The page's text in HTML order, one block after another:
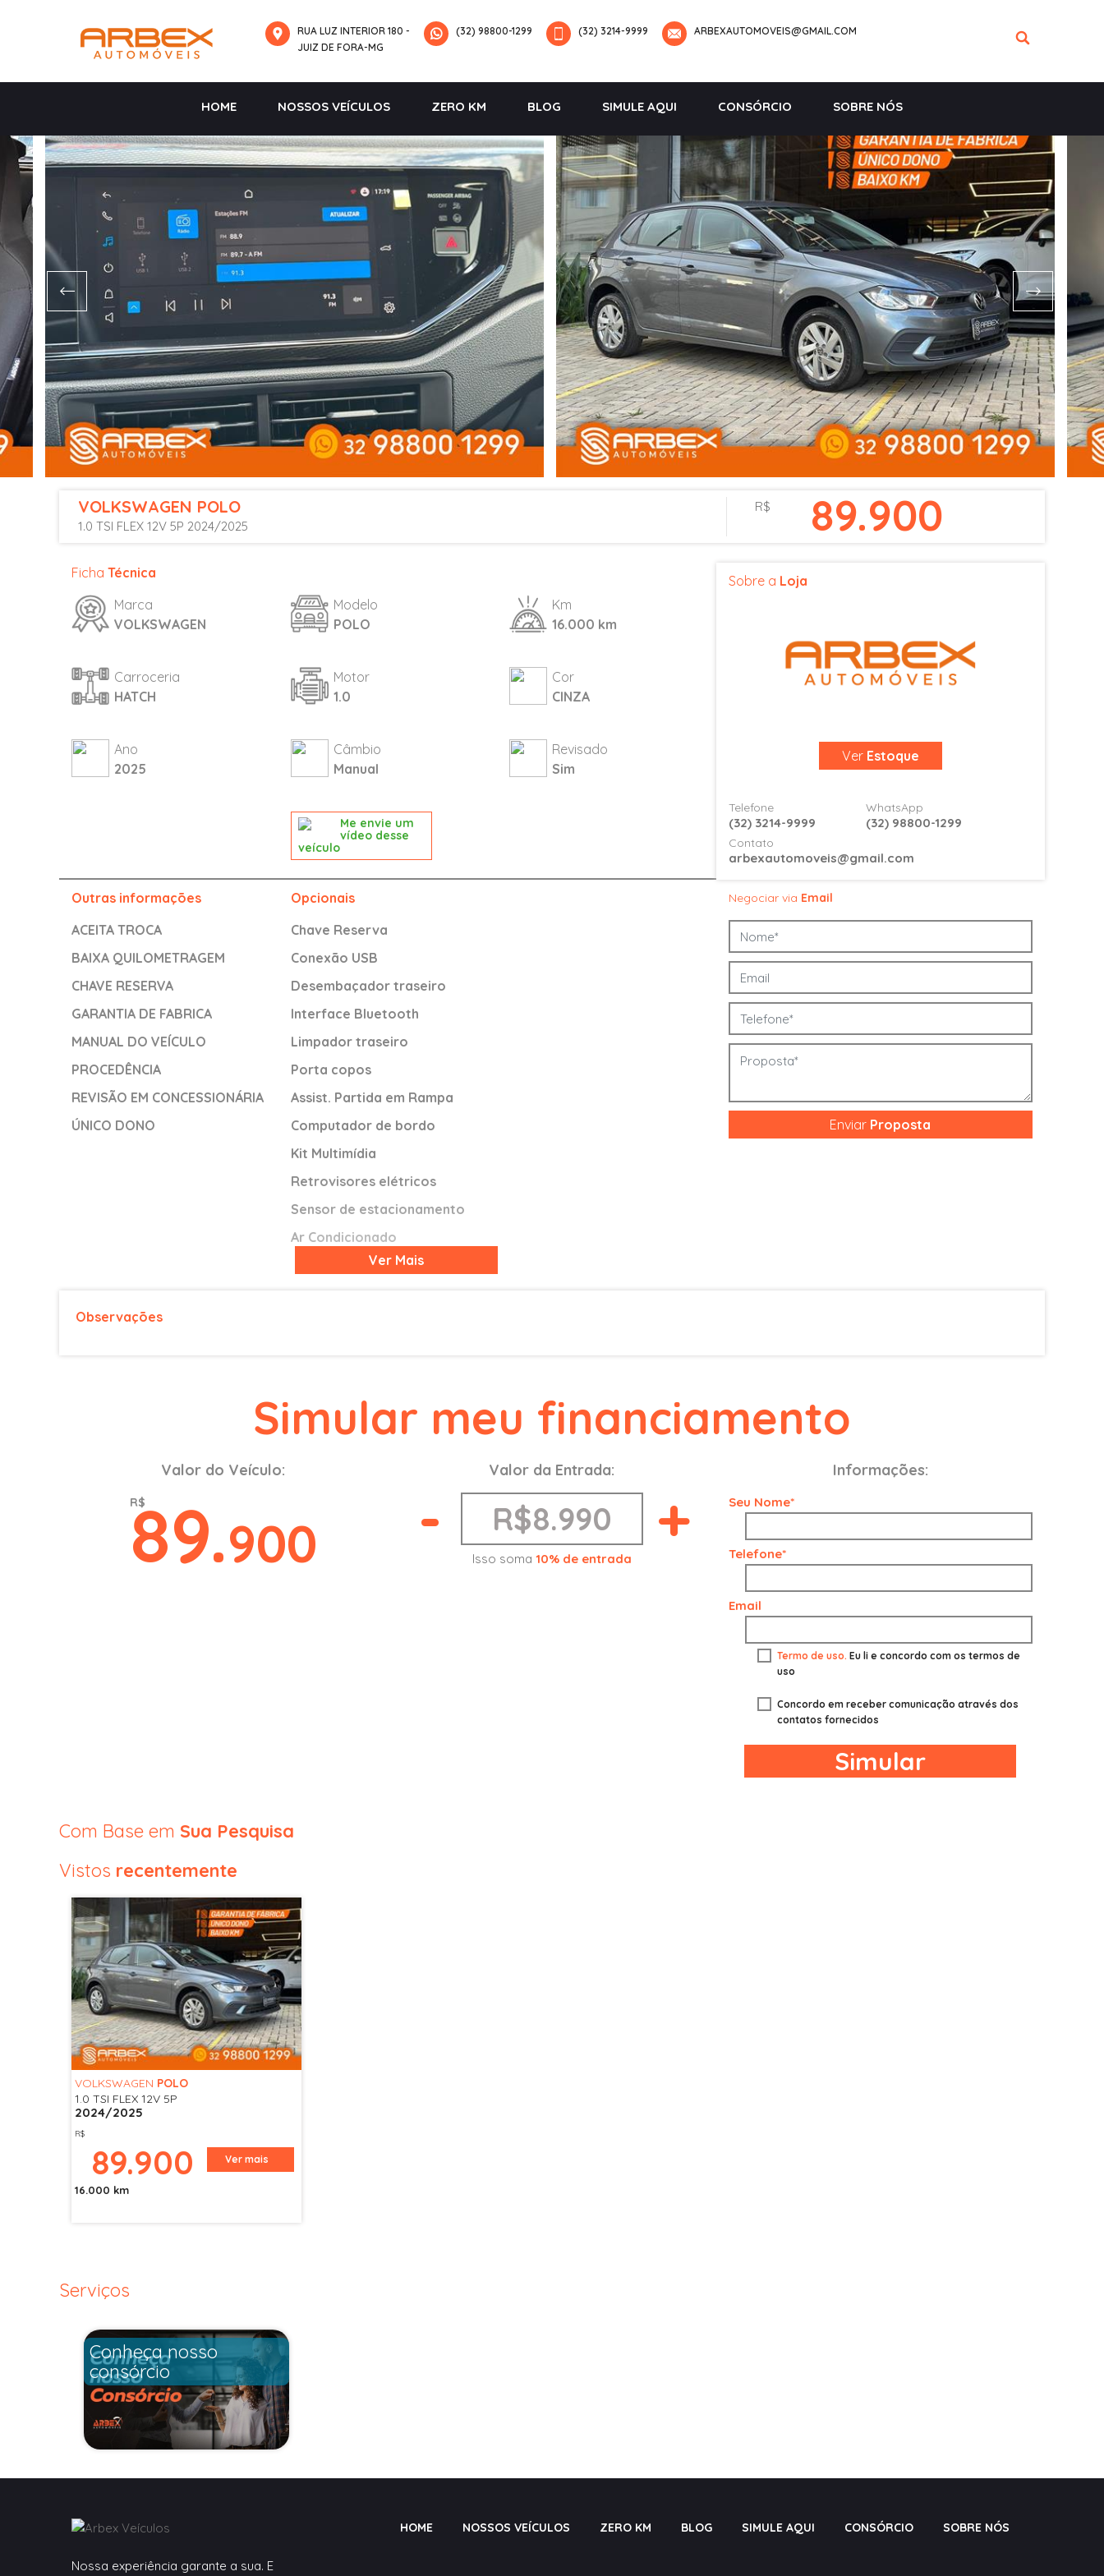
RUA LUZ INTERIOR 180 -
JUIZ DE FORA-MG
(32) 98800-1299 (32) 3214-9999 ARBEXAUTOMOVEIS@GMAIL.COM
HOME NOSSOS VEÍCULOS ZERO KM BLOG SIMULE AQUI CONSÓRCIO SOBRE NÓS
VOLKSWAGEN POLO
1.0 TSI FLEX 12V 5P 2024/2025
R$ 89.900
Ficha Técnica
Marca
VOLKSWAGEN
Modelo
POLO
Km
16.000 km
Carroceria
HATCH
Motor
1.0
Cor
CINZA
Ano
2025
Câmbio
Manual
Revisado
Sim
Me envie um
vídeo desse
veículo
Sobre a Loja
Ver Estoque
Telefone
(32) 3214-9999
Contato
arbexautomoveis@gmail.com
WhatsApp
(32) 98800-1299
Outras informações
ACEITA TROCA
BAIXA QUILOMETRAGEM
CHAVE RESERVA
GARANTIA DE FABRICA
MANUAL DO VEÍCULO
PROCEDÊNCIA
REVISÃO EM CONCESSIONÁRIA
ÚNICO DONO
Opcionais
Chave Reserva
Conexão USB
Desembaçador traseiro
Interface Bluetooth
Limpador traseiro
Porta copos
Assist. Partida em Rampa
Computador de bordo
Kit Multimídia
Retrovisores elétricos
Sensor de estacionamento
Ar Condicionado
Travas Elétricas
Vidros Elétricos
Pára-choques na cor do veículo
Banco traseiro rebatível
AIRBAGS FRONTAIS E LATERAIS
Ver Mais
Negociar via Email
Enviar Proposta
Observações
Simular meu financiamento
Valor do Veículo:
R$
89.900
Valor da Entrada:
- +
Isso soma 10% de entrada
Informações:
Seu Nome*
Telefone*
Email
Termo de uso. Eu li e concordo com os termos de
uso
Concordo em receber comunicação através dos
contatos fornecidos
Simular
Com Base em Sua Pesquisa
Vistos recentemente
VOLKSWAGEN POLO
1.0 TSI FLEX 12V 5P
2024/2025
R$
89.900 Ver mais
16.000 km
Serviços
Conheça nosso
consórcio
Nossa experiência garante a sua. E
HOME NOSSOS VEÍCULOS ZERO KM BLOG SIMULE AQUI CONSÓRCIO SOBRE NÓS